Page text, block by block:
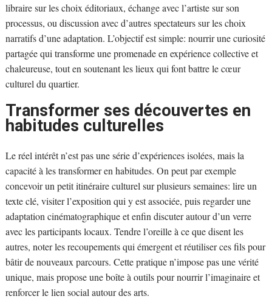
libraire sur les choix éditoriaux, échange avec l’artiste sur son
processus, ou discussion avec d’autres spectateurs sur les choix
narratifs d’une adaptation. L’objectif est simple: nourrir une curiosité
partagée qui transforme une promenade en expérience collective et
chaleureuse, tout en soutenant les lieux qui font battre le cœur
culturel du quartier.
Transformer ses découvertes en
habitudes culturelles
Le réel intérêt n’est pas une série d’expériences isolées, mais la
capacité à les transformer en habitudes. On peut par exemple
concevoir un petit itinéraire culturel sur plusieurs semaines: lire un
texte clé, visiter l’exposition qui y est associée, puis regarder une
adaptation cinématographique et enfin discuter autour d’un verre
avec les participants locaux. Tendre l’oreille à ce que disent les
autres, noter les recoupements qui émergent et réutiliser ces fils pour
bâtir de nouveaux parcours. Cette pratique n’impose pas une vérité
unique, mais propose une boîte à outils pour nourrir l’imaginaire et
renforcer le lien social autour des arts.